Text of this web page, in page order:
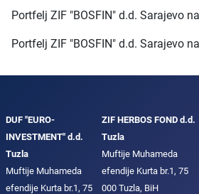
Portfelj ZIF "BOSFIN" d.d. Sarajevo
Portfelj ZIF "BOSFIN" d.d. Sarajevo
DUF "EURO-
INVESTMENT" d.d.
Tuzla
Muftije Muhameda
efendije Kurta br.1, 75
ZIF HERBOS FOND d.d.
Tuzla
Muftije Muhameda
efendije Kurta br.1, 75
000 Tuzla, BiH